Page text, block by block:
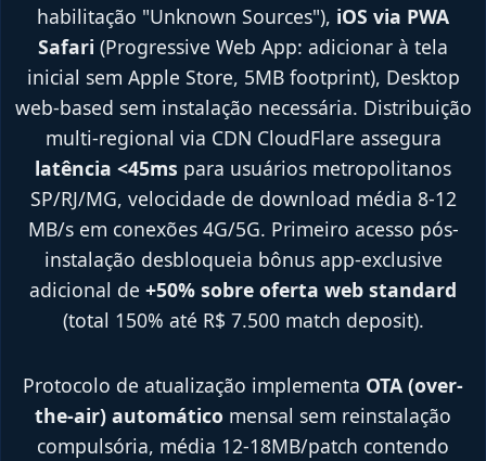
habilitação "Unknown Sources"), iOS via PWA
Safari (Progressive Web App: adicionar à tela
inicial sem Apple Store, 5MB footprint), Desktop
web-based sem instalação necessária. Distribuição
multi-regional via CDN CloudFlare assegura
latência <45ms para usuários metropolitanos
SP/RJ/MG, velocidade de download média 8-12
MB/s em conexões 4G/5G. Primeiro acesso pós-
instalação desbloqueia bônus app-exclusive
adicional de +50% sobre oferta web standard
(total 150% até R$ 7.500 match deposit).
Protocolo de atualização implementa OTA (over-
the-air) automático mensal sem reinstalação
compulsória, média 12-18MB/patch contendo